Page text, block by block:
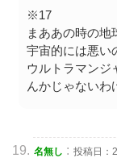
※17
まああの時の地
宇宙的には悪い
ウルトラマンジ
んかじゃないわ
名無し : 投稿日：